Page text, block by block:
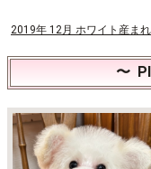
2019年 12月 ホワイト産ま
〜